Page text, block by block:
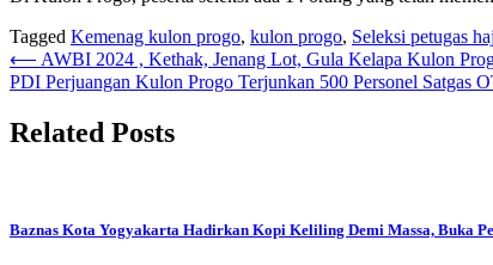
Tagged Kemenag kulon progo, kulon progo, Seleksi petugas
Navigasi
pos
⟵ AWBI 2024 , Kethak, Jenang Lot, Gula Kelapa Kulon
PDI Perjuangan Kulon Progo Terjunkan 500 Personel Satgas
Related Posts
Baznas Kota Yogyakarta Hadirkan Kopi Keliling Demi Massa, Buka